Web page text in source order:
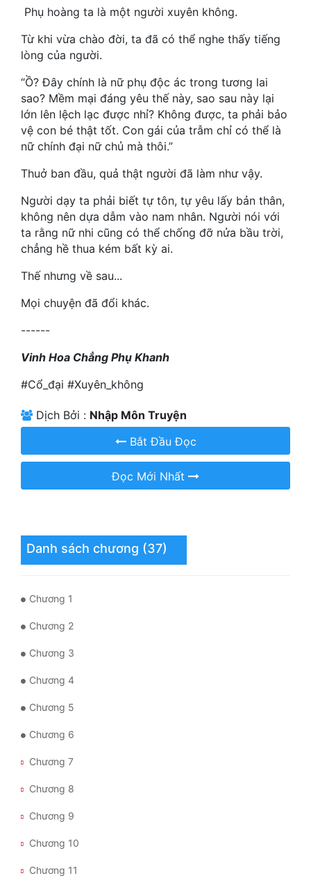
Dã Sử
Dị Giới
Gia Đấu
Góc Nhìn Nam
Góc Nhìn Nữ
Huyền Huyễn
Huyền Nghi
Huyền Ảo
Khoa Huyễn Không Gian
Kỳ Huyễn
Kỳ Ảo
Làm Giàu
Mưu Mô
Mạt Thế
Mỹ Thực
Ngôn Tình
Ngược
Nữ Cường
Nữ Phụ
Phong Thủy - Tâm Linh
Phương Tây
Phản Phái
Quan Trường
Phụ hoàng ta là một người xuyên không.
Từ khi vừa chào đời, ta đã có thể nghe thấy tiếng
lòng của người.
“Ồ? Đây chính là nữ phụ độc ác trong tương lai
sao? Mềm mại đáng yêu thế này, sao sau này lại
lớn lên lệch lạc được nhỉ? Không được, ta phải bảo
vệ con bé thật tốt. Con gái của trẫm chỉ có thể là
nữ chính đại nữ chủ mà thôi.”
Thuở ban đầu, quả thật người đã làm như vậy.
Người dạy ta phải biết tự tôn, tự yêu lấy bản thân,
không nên dựa dẫm vào nam nhân. Người nói với
ta rằng nữ nhi cũng có thể chống đỡ nửa bầu trời,
chẳng hề thua kém bất kỳ ai.
Thế nhưng về sau...
Mọi chuyện đã đổi khác.
------
Vinh Hoa Chẳng Phụ Khanh
#Cổ_đại #Xuyên_không
Dịch Bởi : Nhập Môn Truyện
Bắt Đầu Đọc
Đọc Mới Nhất
Danh sách chương (37)
Chương 1
Chương 2
Chương 3
Chương 4
Chương 5
Chương 6
Chương 7
Chương 8
Chương 9
Chương 10
Chương 11